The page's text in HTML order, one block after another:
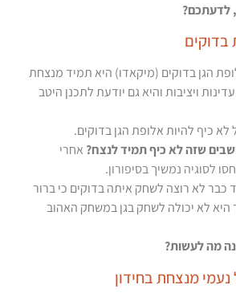
לדעתכם?
בדוקים
הגן בדוקים (מיקאדו) היא תמיד מנצחת
ויציבות והיא גם יודעת לתכנן היטב
כיף להיות אלופת הגן בדוקים.
שזה לא כיף תמיד לנצח? אחרי
לסוגיה נמשיך בסיפורון.
לא רוצה לשחק איתה בדוקים כי ברור
היא לא יכולה לשחק בגן במשחק האהוב
מה לעשות?
מנצחת בחידון